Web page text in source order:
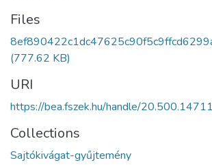
Files
(777.62 KB)
URI
https://bea.fszek.hu/handle/
Collections
Sajtókivágat-gyűjtemény